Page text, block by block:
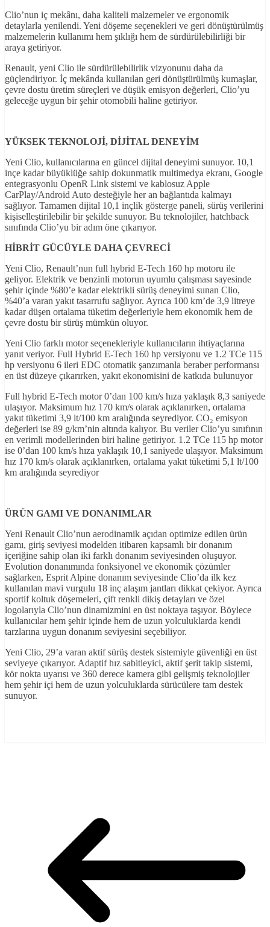
Clio’nun iç mekânı, daha kaliteli malzemeler ve ergonomik
detaylarla yenilendi. Yeni döşeme seçenekleri ve geri dönüştürülmüş
malzemelerin kullanımı hem şıklığı hem de sürdürülebilirliği bir
araya getiriyor.
Renault, yeni Clio ile sürdürülebilirlik vizyonunu daha da
güçlendiriyor. İç mekânda kullanılan geri dönüştürülmüş kumaşlar,
çevre dostu üretim süreçleri ve düşük emisyon değerleri, Clio’yu
geleceğe uygun bir şehir otomobili haline getiriyor.
YÜKSEK TEKNOLOJİ, DİJİTAL DENEYİM
Yeni Clio, kullanıcılarına en güncel dijital deneyimi sunuyor. 10,1
inçe kadar büyüklüğe sahip dokunmatik multimedya ekranı, Google
entegrasyonlu OpenR Link sistemi ve kablosuz Apple
CarPlay/Android Auto desteğiyle her an bağlantıda kalmayı
sağlıyor. Tamamen dijital 10,1 inçlik gösterge paneli, sürüş verilerini
kişiselleştirilebilir bir şekilde sunuyor. Bu teknolojiler, hatchback
sınıfında Clio’yu bir adım öne çıkarıyor.
HİBRİT GÜCÜYLE DAHA ÇEVRECİ
Yeni Clio, Renault’nun full hybrid E-Tech 160 hp motoru ile
geliyor. Elektrik ve benzinli motorun uyumlu çalışması sayesinde
şehir içinde %80’e kadar elektrikli sürüş deneyimi sunan Clio,
%40’a varan yakıt tasarrufu sağlıyor. Ayrıca 100 km’de 3,9 litreye
kadar düşen ortalama tüketim değerleriyle hem ekonomik hem de
çevre dostu bir sürüş mümkün oluyor.
Yeni Clio farklı motor seçenekleriyle kullanıcıların ihtiyaçlarına
yanıt veriyor. Full Hybrid E-Tech 160 hp versiyonu ve 1.2 TCe 115
hp versiyonu 6 ileri EDC otomatik şanzımanla beraber performansı
en üst düzeye çıkarırken, yakıt ekonomisini de katkıda bulunuyor
Full hybrid E-Tech motor 0’dan 100 km/s hıza yaklaşık 8,3 saniyede
ulaşıyor. Maksimum hız 170 km/s olarak açıklanırken, ortalama
yakıt tüketimi 3,9 lt/100 km aralığında seyrediyor. CO₂ emisyon
değerleri ise 89 g/km’nin altında kalıyor. Bu veriler Clio’yu sınıfının
en verimli modellerinden biri haline getiriyor. 1.2 TCe 115 hp motor
ise 0’dan 100 km/s hıza yaklaşık 10,1 saniyede ulaşıyor. Maksimum
hız 170 km/s olarak açıklanırken, ortalama yakıt tüketimi 5,1 lt/100
km aralığında seyrediyor
ÜRÜN GAMI VE DONANIMLAR
Yeni Renault Clio’nun aerodinamik açıdan optimize edilen ürün
gamı, giriş seviyesi modelden itibaren kapsamlı bir donanım
içeriğine sahip olan iki farklı donanım seviyesinden oluşuyor.
Evolution donanımında fonksiyonel ve ekonomik çözümler
sağlarken, Esprit Alpine donanım seviyesinde Clio’da ilk kez
kullanılan mavi vurgulu 18 inç alaşım jantları dikkat çekiyor. Ayrıca
sportif koltuk döşemeleri, çift renkli dikiş detayları ve özel
logolarıyla Clio’nun dinamizmini en üst noktaya taşıyor. Böylece
kullanıcılar hem şehir içinde hem de uzun yolculuklarda kendi
tarzlarına uygun donanım seviyesini seçebiliyor.
Yeni Clio, 29’a varan aktif sürüş destek sistemiyle güvenliği en üst
seviyeye çıkarıyor. Adaptif hız sabitleyici, aktif şerit takip sistemi,
kör nokta uyarısı ve 360 derece kamera gibi gelişmiş teknolojiler
hem şehir içi hem de uzun yolculuklarda sürücülere tam destek
sunuyor.